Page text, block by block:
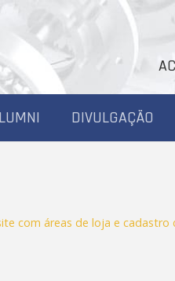
DIVULGAÇÃO
com áreas de loja e cadastro